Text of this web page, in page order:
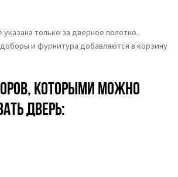
только за дверное полотно.
и фурнитура добавляются в корзину
которыми можно
дверь: